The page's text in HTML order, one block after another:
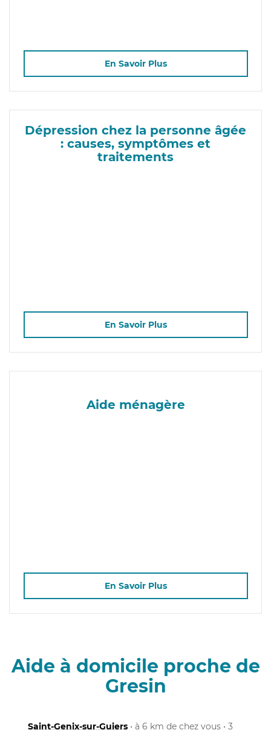
En Savoir Plus
Dépression chez la personne âgée
: causes, symptômes et
traitements
En Savoir Plus
Aide ménagère
En Savoir Plus
Aide à domicile proche de
Gresin
Saint-Genix-sur-Guiers • à 6 km de chez vous • 3